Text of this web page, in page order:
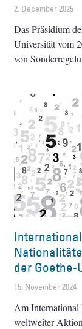
2. December 2025
Das Präsidium
Universität vom
von
der
15. November 2024
Am International
weltweiter